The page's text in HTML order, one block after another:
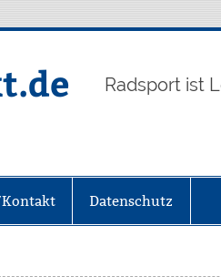
Radsport ist
Datenschutz